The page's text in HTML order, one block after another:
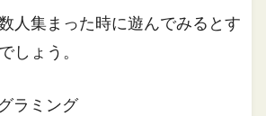
人集まった時に遊んでみるとす
しょう。
ラミング